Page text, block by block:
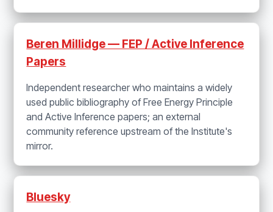
Beren Millidge — FEP / Active Inference
Papers
Independent researcher who maintains a widely
used public bibliography of Free Energy Principle
and Active Inference papers; an external
community reference upstream of the Institute's
mirror.
Bluesky